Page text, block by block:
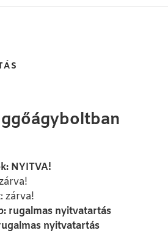
NYITVA!
zárva!
rugalmas nyitvatartás
nyitvatartás